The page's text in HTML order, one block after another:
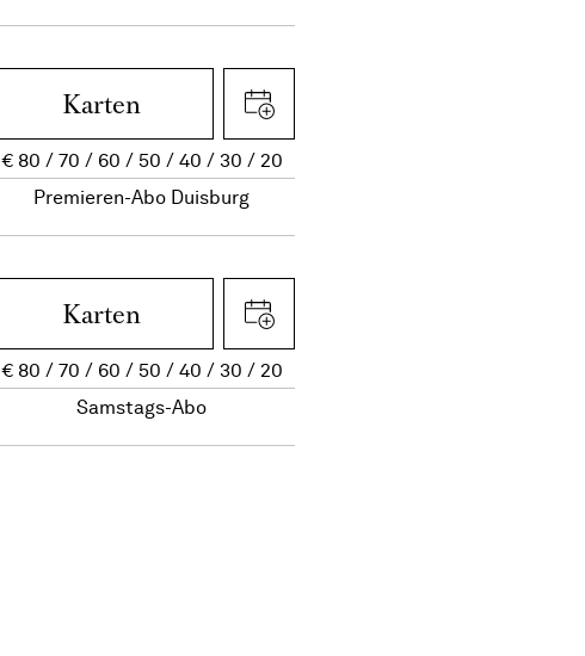
Karten
€ 80 70 60 50 40 30
20
Premieren-Abo Duisburg
Karten
€ 80 70 60 50 40 30
20
Samstags-Abo